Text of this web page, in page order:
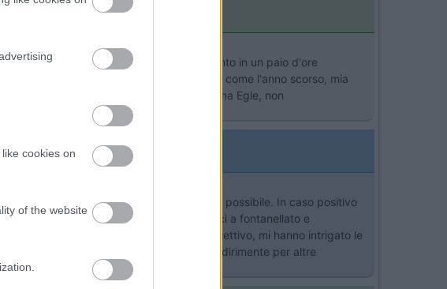
cookies on
of the website
comunque la distanza non è molta pertanto in un paio d'ore
il castello il giorno di Pasqua, in quanto, come l'anno scorso, mia
Fateci sapere! Per quanto riguarda nonna Egle, non
l'ultimo ingresso delle 17 tutto sarebbe possibile. In caso positivo
e non sò come sia Colorno città, dirigerci a fontanellato e
a Torrechiara, (questo è il mio obiettivo, mi hanno intrigato le
con la tua cugina potrebbe essere dirimente per altre
ora sento Oscar e vediamo i suoi tempi